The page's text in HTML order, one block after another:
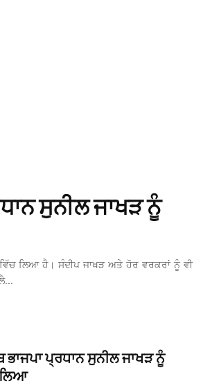
ਸੁਨੀਲ ਜਾਖੜ ਨੂੰ
ਵਿੱਚ ਲਿਆ ਹੈ। ਸੰਦੀਪ ਜਾਖੜ ਅਤੇ ਹੋਰ ਵਰਕਰਾਂ ਨੂੰ ਵੀ
ਭਾਜਪਾ ਪ੍ਰਧਾਨ ਸੁਨੀਲ ਜਾਖੜ ਨੂੰ
ਲਿਆ